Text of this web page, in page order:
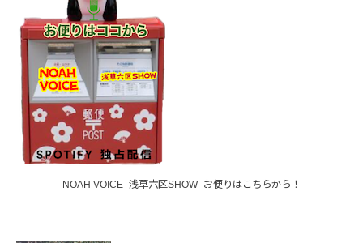
NOAH VOICE -浅草六区SHOW- お便りはこちらから！